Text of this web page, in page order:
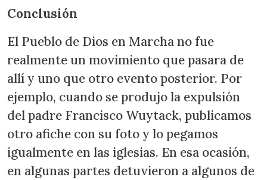
Conclusión
El Pueblo de Dios en Marcha no fue
realmente un movimiento que pasara de
allí y uno que otro evento posterior. Por
ejemplo, cuando se produjo la expulsión
del padre Francisco Wuytack, publicamos
otro afiche con su foto y lo pegamos
igualmente en las iglesias. En esa ocasión,
en algunas partes detuvieron a algunos de